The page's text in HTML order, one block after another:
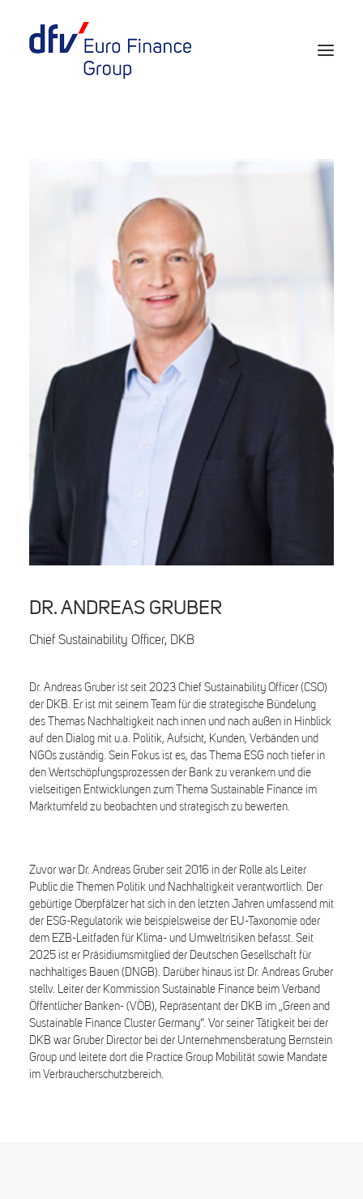
European Banker of the Year
Search
DR. ANDREAS GRUBER
Chief Sustainability Officer, DKB
Dr. Andreas Gruber ist seit 2023 Chief Sustainability Officer (CSO)
der DKB. Er ist mit seinem Team für die strategische Bündelung
des Themas Nachhaltigkeit nach innen und nach außen in Hinblick
auf den Dialog mit u.a. Politik, Aufsicht, Kunden, Verbänden und
NGOs zuständig. Sein Fokus ist es, das Thema ESG noch tiefer in
den Wertschöpfungsprozessen der Bank zu verankern und die
vielseitigen Entwicklungen zum Thema Sustainable Finance im
Marktumfeld zu beobachten und strategisch zu bewerten.
Zuvor war Dr. Andreas Gruber seit 2016 in der Rolle als Leiter
Public die Themen Politik und Nachhaltigkeit verantwortlich. Der
gebürtige Oberpfälzer hat sich in den letzten Jahren umfassend mit
der ESG-Regulatorik wie beispielsweise der EU-Taxonomie oder
dem EZB-Leitfaden für Klima- und Umweltrisiken befasst. Seit
2025 ist er Präsidiumsmitglied der Deutschen Gesellschaft für
nachhaltiges Bauen (DNGB). Darüber hinaus ist Dr. Andreas Gruber
stellv. Leiter der Kommission Sustainable Finance beim Verband
Öffentlicher Banken- (VÖB), Repräsentant der DKB im „Green and
Sustainable Finance Cluster Germany“. Vor seiner Tätigkeit bei der
DKB war Gruber Director bei der Unternehmensberatung Bernstein
Group und leitete dort die Practice Group Mobilität sowie Mandate
im Verbraucherschutzbereich.